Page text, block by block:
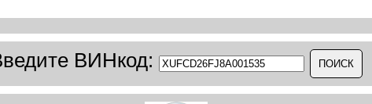
ВИНкод: